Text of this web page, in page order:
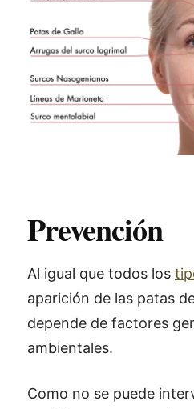
Prevención
Al igual que todos los
aparición de las patas
depende de factores
ambientales.
Como no se puede